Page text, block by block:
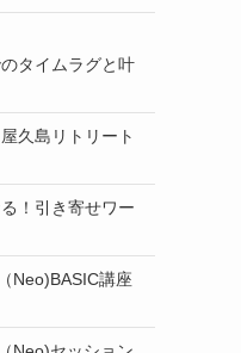
タイムラグと叶
久島リトリート
！引き寄せワー
Neo)BASIC講座